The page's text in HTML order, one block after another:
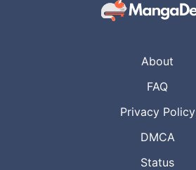
About
FAQ
Privacy Policy
DMCA
Status